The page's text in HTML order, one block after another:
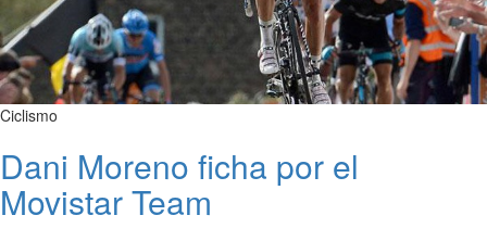
Ciclismo
Dani Moreno ficha por el
Movistar Team